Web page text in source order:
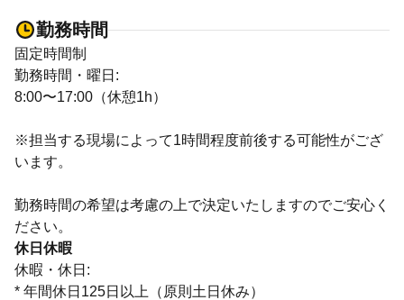
勤務時間
固定時間制
勤務時間・曜日:
8:00〜17:00（休憩1h）
※担当する現場によって1時間程度前後する可能性がござ
います。
勤務時間の希望は考慮の上で決定いたしますのでご安心く
ださい。
休日休暇
休暇・休日:
* 年間休日125日以上（原則土日休み）